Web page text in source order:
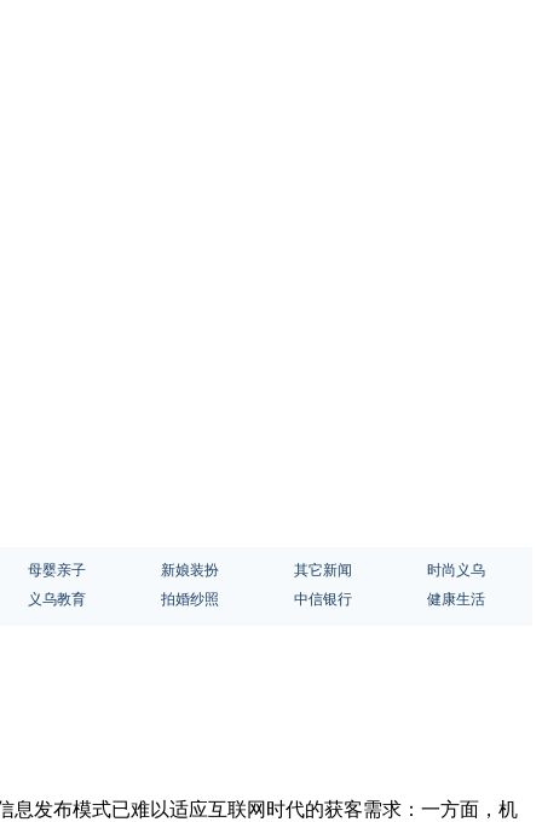
母婴亲子 新娘装扮 其它新闻
时尚义乌
义乌教育
拍婚纱照 中信银行 健康生活
发布模式已难以适应互联网时代的获客需求：一方面，机